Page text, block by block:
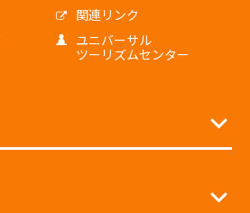
関連リンク
ユニバーサル
ツーリズムセンター